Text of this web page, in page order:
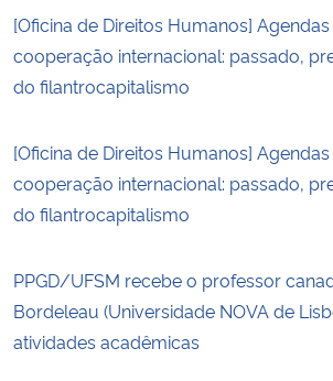
[Oficina de Direitos Humanos]
cooperação internacional: passado,
do filantrocapitalismo
[Oficina de Direitos Humanos]
cooperação internacional: passado,
do filantrocapitalismo
PPGD/UFSM recebe o professor
Bordeleau (Universidade NOVA de
atividades acadêmicas